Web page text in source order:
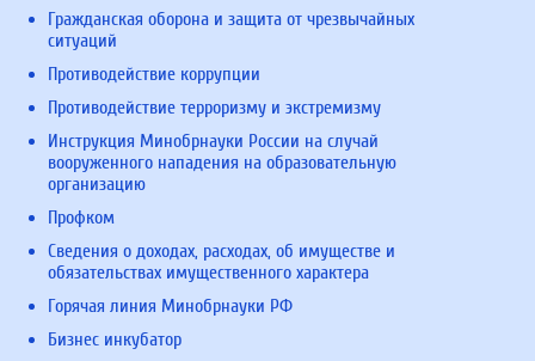
Гражданская оборона и защита от чрезвычайных
ситуаций
Противодействие коррупции
Противодействие терроризму и экстремизму
Инструкция Минобрнауки России на случай
вооруженного нападения на образовательную
организацию
Профком
Сведения о доходах, расходах, об имуществе и
обязательствах имущественного характера
Горячая линия Минобрнауки РФ
Бизнес инкубатор